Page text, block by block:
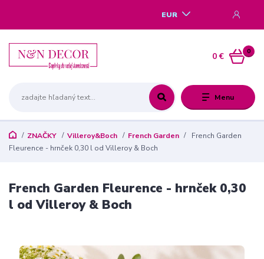
Menu
EUR
0
0 €
ZNAČKY Villeroy&Boch French Garden
French Garden
Fleurence - hrnček 0,30 l od Villeroy & Boch
French Garden Fleurence - hrnček 0,30
l od Villeroy & Boch